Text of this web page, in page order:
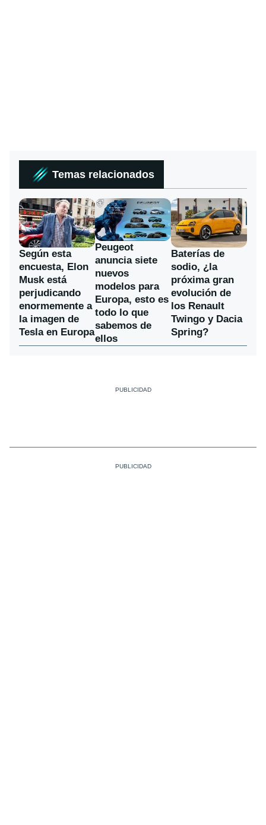
Temas relacionados
Según esta
encuesta, Elon
Musk está
perjudicando
enormemente a
la imagen de
Tesla en Europa
Peugeot
anuncia siete
nuevos
modelos para
Europa, esto es
todo lo que
sabemos de
ellos
Baterías de
sodio, ¿la
próxima gran
evolución de
los Renault
Twingo y Dacia
Spring?